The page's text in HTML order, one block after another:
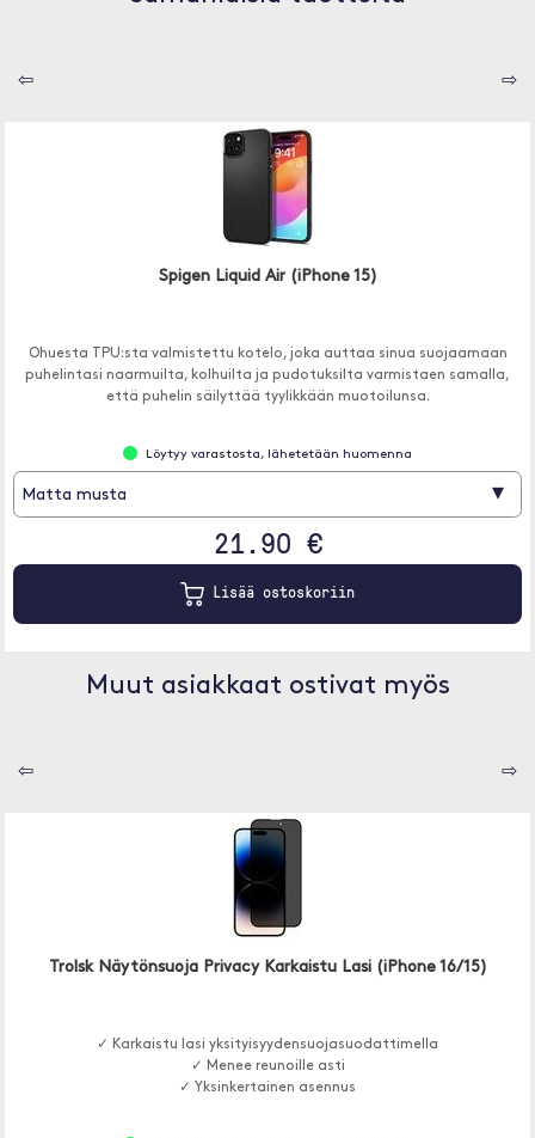
⇦ ⇨
Spigen Liquid Air (iPhone 15)
Ohuesta TPU:sta valmistettu kotelo, joka auttaa sinua suojaamaan
puhelintasi naarmuilta, kolhuilta ja pudotuksilta varmistaen samalla,
että puhelin säilyttää tyylikkään muotoilunsa.
Löytyy varastosta, lähetetään huomenna
Matta musta ▾
21.90 €
Lisää ostoskoriin
Muut asiakkaat ostivat myös
⇦ ⇨
Trolsk Näytönsuoja Privacy Karkaistu Lasi (iPhone 16/15)
✓ Karkaistu lasi yksityisyydensuojasuodattimella
✓ Menee reunoille asti
✓ Yksinkertainen asennus